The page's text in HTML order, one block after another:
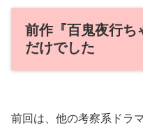
前作『百鬼夜行ち
だけでした
前回は、他の考察系ドラ